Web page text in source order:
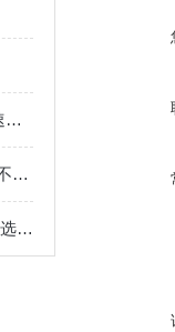
产品介绍-三菱重工蜗轮蜗杆减速机SUHA99R-8
FR-F840-0.75K三菱变频器调速不稳？90%是这几个参数没设对
三菱变频器通用型噪声滤波器的选购与安装要点